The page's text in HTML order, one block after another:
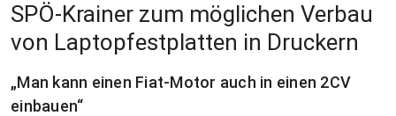
SPÖ-Krainer zum möglichen Verbau
von Laptopfestplatten in Druckern
„Man kann einen Fiat-Motor auch in einen 2CV
einbauen“